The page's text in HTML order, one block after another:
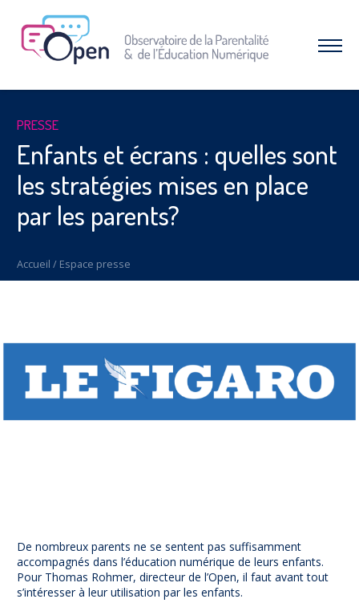
Afficher
le
À PROPOS DE L’OPEN
Qui sommes-nous ?
Nos combats et réussites
RESSOURCES
Espace parents
Nos études
Prévention
NUAJE : NUmérique et Appropriation par la Jeunesse
PRESSE
Enfants et écrans : quelles sont
les stratégies mises en place
par les parents?
Accueil / Espace presse
De nombreux parents ne se sentent pas suffisamment
accompagnés dans l’éducation numérique de leurs enfants.
Pour Thomas Rohmer, directeur de l’Open, il faut avant tout
s’intéresser à leur utilisation par les enfants.